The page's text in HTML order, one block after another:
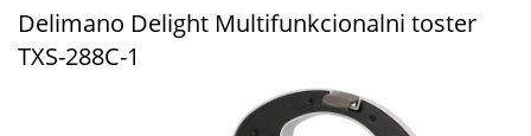
Delimano Delight Multifunkcionalni toster
TXS-288C-1